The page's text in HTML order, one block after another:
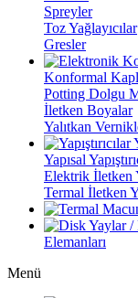
Spreyler
Toz Yağlayıcılar
Gresler
Konformal
Potting Dolgu
İletken Boyalar
Yalıtkan
Yapısal
Elektrik İletken
Termal İletken
Elemanları
Menü